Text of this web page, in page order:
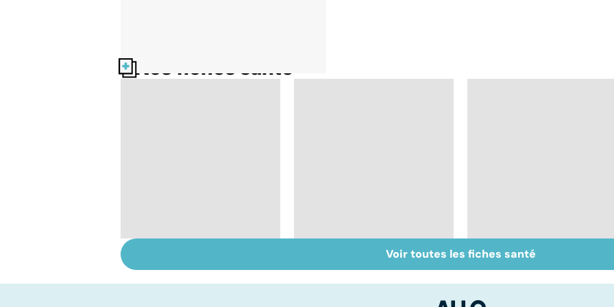
Nos fiches santé
cerveau
Staphylocoque doré :
une bactérie sous
Métastases, le
cancer propagé
Voir toutes les fiches santé